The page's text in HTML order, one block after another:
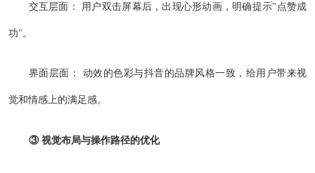
交互层面： 用户双击屏幕后，出现心形动画，明确提示"点赞成
功"。
界面层面： 动效的色彩与抖音的品牌风格一致，给用户带来视
觉和情感上的满足感。
③ 视觉布局与操作路径的优化